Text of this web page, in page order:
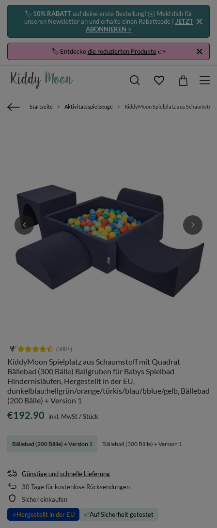
🏷️ 10% RABATTauf deine erste Bestellung! ✉️ Meld dich für
unseren Newsletter an und erhalte einen Rabattcode | JETZT
ABONNIEREN >
🏷️ Entdeckedie reduzierten Produkte👉
Startseite Aktivitätsspielzeuge KiddyMoon Spielplatz aus
KiddyMoon Spielplatz aus Schaumstoff mit Quadrat
Bällebad (300 Bälle) Ballgruben für Babys Spielbad
Hindernisläufen, Hergestellt in der EU,
dunkelblau:hellgrün/orange/türkis/blau/bblue/gelb, Bällebad
(200 Bälle) + Version 1
Bällebad (200 Bälle) + Version 1 Bällebad (300 Bälle) + Version 1
€192.90 inkl. MwSt/Stück
Günstige und schnelle Lieferung
30 Tage für kostenlose Rücksendungen
Sicher einkaufen
⭐Hergestellt in der EU ✅Auf Sicherheit getestet